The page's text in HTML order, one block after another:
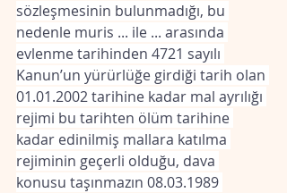
sözleşmesinin bulunmadığı, bu
nedenle muris ... ile ... arasında
evlenme tarihinden 4721 sayılı
Kanun’un yürürlüğe girdiği tarih olan
01.01.2002 tarihine kadar mal ayrılığı
rejimi bu tarihten ölüm tarihine
kadar edinilmiş mallara katılma
rejiminin geçerli olduğu, dava
konusu taşınmazın 08.03.1989